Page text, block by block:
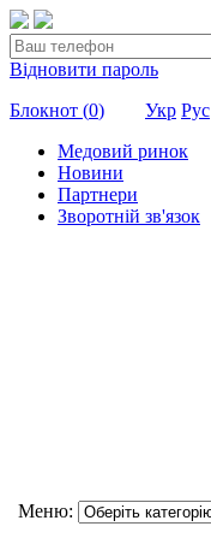
Відновити пароль
Блокнот (0) Укр Рус
Медовий ринок
Новини
Партнери
Зворотній зв'язок
Меню: